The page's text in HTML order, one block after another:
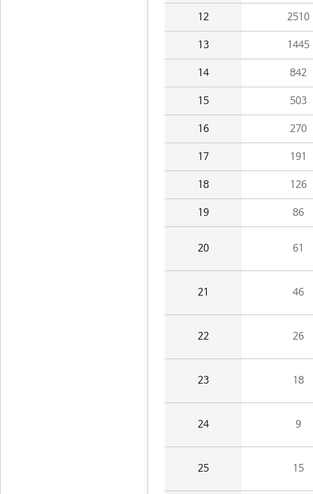
12 2510
13 1445
14 842
15 503
16 270
17 191
18 126
19 86
20 61
21 46
22 26
23 18
24 9
25 15